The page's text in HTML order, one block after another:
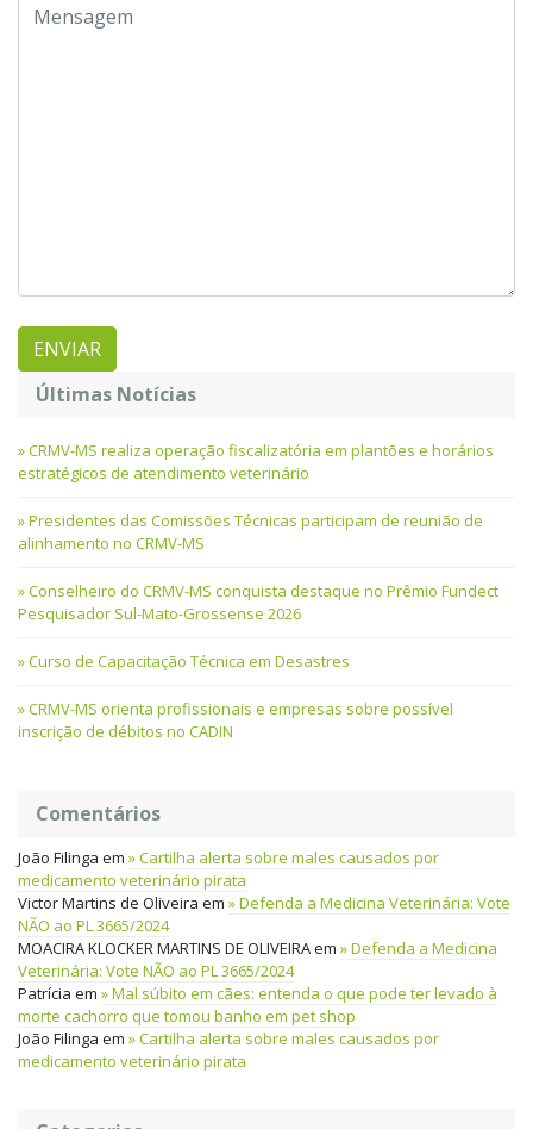
Últimas Notícias
CRMV-MS realiza operação fiscalizatória em plantões e horários
estratégicos de atendimento veterinário
Presidentes das Comissões Técnicas participam de reunião de
alinhamento no CRMV-MS
Conselheiro do CRMV-MS conquista destaque no Prêmio Fundect
Pesquisador Sul-Mato-Grossense 2026
Curso de Capacitação Técnica em Desastres
CRMV-MS orienta profissionais e empresas sobre possível
inscrição de débitos no CADIN
Comentários
João Filinga em
Cartilha alerta sobre males causados por
medicamento veterinário pirata
Victor Martins de Oliveira em
Defenda a Medicina Veterinária: Vote
NÃO ao PL 3665/2024
MOACIRA KLOCKER MARTINS DE OLIVEIRAem
Defenda a Medicina
Veterinária: Vote NÃO ao PL 3665/2024
Patrícia em
Mal súbito em cães: entenda o que pode ter levado à
morte cachorro que tomou banho em pet shop
João Filinga em
Cartilha alerta sobre males causados por
medicamento veterinário pirata